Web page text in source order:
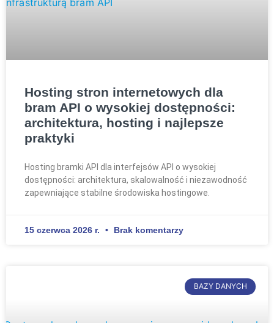
Hosting stron internetowych dla
bram API o wysokiej dostępności:
architektura, hosting i najlepsze
praktyki
Hosting bramki API dla interfejsów API o wysokiej
dostępności: architektura, skalowalność i niezawodność
zapewniające stabilne środowiska hostingowe.
15 czerwca 2026 r. Brak komentarzy
BAZY DANYCH